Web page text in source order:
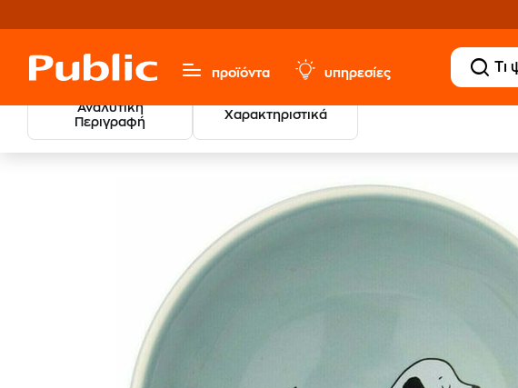
προϊόντα υπηρεσίες
Αναλυτική
Περιγραφή
Χαρακτηριστικά
Παιχνίδια & Παιδικά